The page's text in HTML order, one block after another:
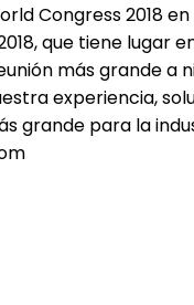
Congress 2018
que tiene lugar
más grande
experiencia,
grande para la